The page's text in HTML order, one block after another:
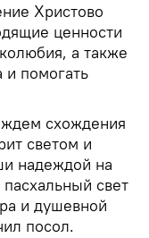
Христово
ценности
а также
и помогать
схождения
светом и
надеждой на
свет
и душевной
посол.